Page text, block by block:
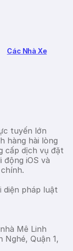
Các Nhà Xe
tuyến lớn
hàng hài lòng
cấp dịch vụ đặt
động iOS và
diện pháp luật
Mê Linh
Nghé, Quận 1,